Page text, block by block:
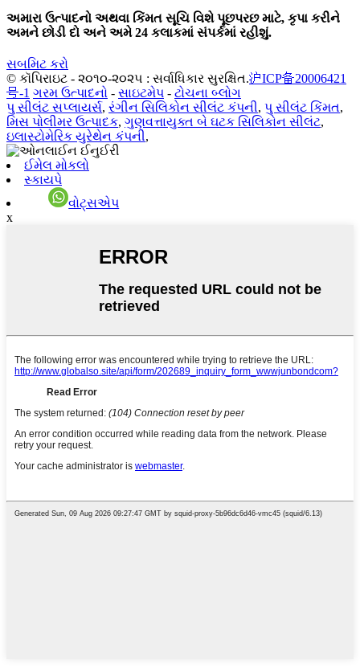
અમારા ઉત્પાદનો અથવા કિંમત સૂચિ વિશે પૂછપરછ માટે, કૃપા કરીને
અમને છોડી દો અને અમે 24 કલાકમાં સંપર્કમાં રહીશું.
સબમિટ કરો
© કૉપિરાઇટ - ૨૦૧૦-૨૦૨૫ : સર્વાધિકાર સુરક્ષિત.沪ICP备20006421
号-1 ગરમ ઉત્પાદનો - સાઇટમેપ - ટોચના બ્લોગ
પુ સીલંટ સપ્લાયર્સ, રંગીન સિલિકોન સીલંટ કંપની, પુ સીલંટ કિંમત,
મિસ પોલીમર ઉત્પાદક, ગુણવત્તાયુક્ત બે ઘટક સિલિકોન સીલંટ,
ઇલાસ્ટોમેરિક યુરેથેન કંપની,
ઈમેલ મોકલો
સ્કાયપે
વોટ્સએપ
x